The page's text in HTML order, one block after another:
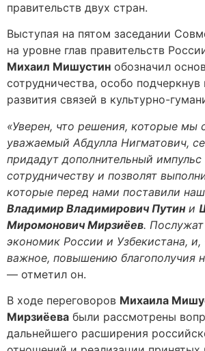
правительств двух стран.
Выступая на пятом заседании
на уровне глав правительств
Михаил Мишустин обозначил
сотрудничества, особо подчеркнув
развития связей в культурно-
«Уверен, что решения, которые мы
уважаемый Абдулла Нигматович,
придадут дополнительный
сотрудничеству и позволят
которые перед нами поставили
Владимир Владимирович Путини
Миромонович Мирзиёев.
экономик России и Узбекистана, и,
важное, повышению благополучия
— отметил он.
В ходе переговоров Михаила
Мирзиёева были рассмотрены
дальнейшего расширения